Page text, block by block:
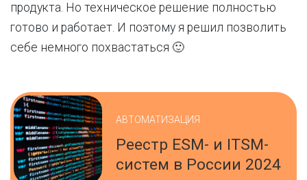
продукта. Но техническое решение полностью
готово и работает. И поэтому я решил позволить
себе немного похвастаться 🙂
АВТОМАТИЗАЦИЯ
Реестр ESM- и ITSM-
систем в России 2024